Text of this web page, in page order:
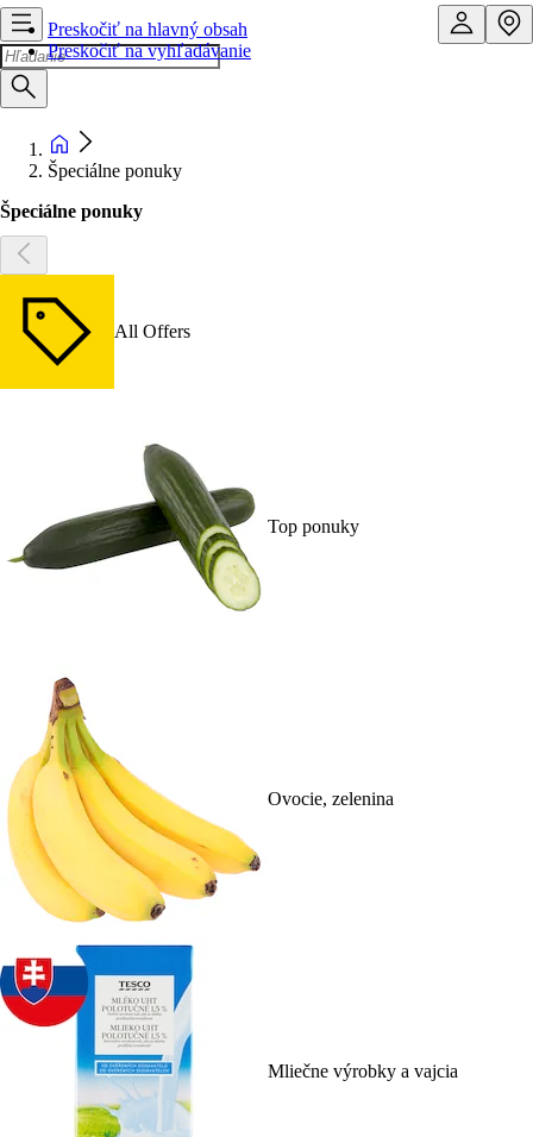
Preskočiť na hlavný obsah
Preskočiť na vyhľadávanie
Špeciálne ponuky
Špeciálne ponuky
All Offers
Top ponuky
Ovocie, zelenina
Mliečne výrobky a vajcia